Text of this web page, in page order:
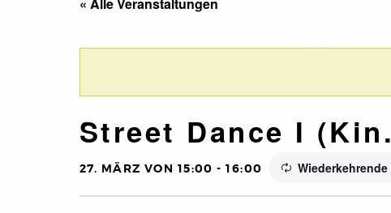
Street Dance I
27. MÄRZ VON 15:00 -16:00